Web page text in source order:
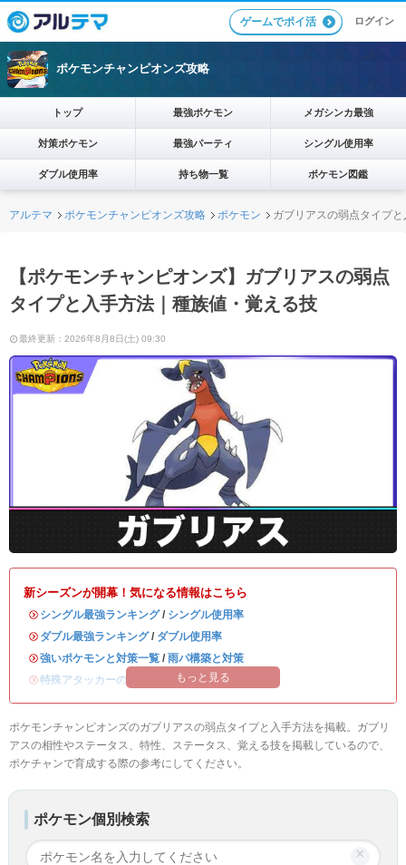
ゲームでポイ活 ログイン
ポケモンチャンピオンズ攻略
トップ 最強ポケモン メガシンカ最強
対策ポケモン 最強パーティ シングル使用率
ダブル使用率 持ち物一覧 ポケモン図鑑
アルテマ ポケモンチャンピオンズ攻略 ポケモン ガブリアスの弱点タイプ
【ポケモンチャンピオンズ】ガブリアスの弱点
タイプと入手方法｜種族値・覚える技
最終更新：2026年8月8日(土) 09:30
新シーズンが開幕！気になる情報はこちら
・ シングル最強ランキング/ シングル使用率
・ ダブル最強ランキング/ ダブル使用率
・強いポケモンと対策一覧 / 雨パ構築と対策
・特殊アタッカーのおすすめランキング
もっと見る
ポケモンチャンピオンズのガブリアスの弱点タイプと入手方法を掲載。ガブリ
アスの相性やステータス、特性、ステータス、覚える技を掲載しているので、
ポケチャンで育成する際の参考にしてください。
ポケモン個別検索
×